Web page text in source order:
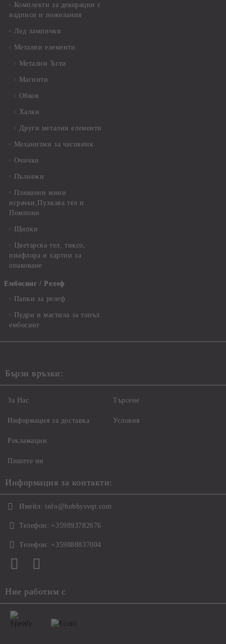
Комплекти за декорации с
надписи и пожелания
Лед лампички
Метални елементи
Метални Ъгли
Магнити
Обков
Халки
Други метални елементи
Механизми за часовник
Очички
Пълнежи
Плюшени мини
играчки,Пухкава тел и
Помпони
Щипки
Цветарска тел, тиксо,
пиафлора и хартии за
опаковане
Ембосинг / Релеф
Папки за релеф
Пудри и мастила за топъл
ембосинг
Бързи връзки:
За Нас
Информация за доставка
Рекламации
Пишете ни
Търсене
Условия
Информация за контакти:
Имейл: info@hobbysvqt.com
Телефон: +359893782676
Телефон: +359888837004
Ние работим с